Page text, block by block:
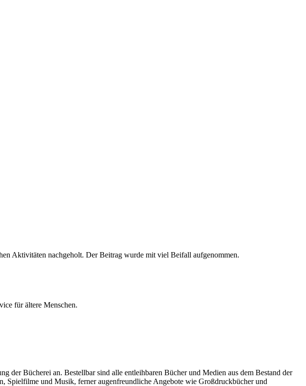
Aktivitäten nachgeholt. Der Beitrag wurde mit viel Beifall aufgenommen.
für ältere Menschen.
der Bücherei an. Bestellbar sind alle entleihbaren Bücher und Medien aus dem Bestand der
Spielfilme und Musik, ferner augenfreundliche Angebote wie Großdruckbücher und